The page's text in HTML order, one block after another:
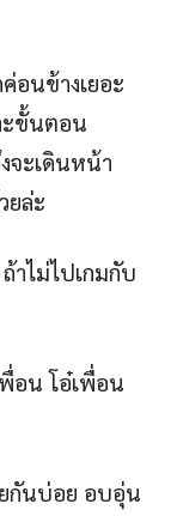
อนข้างเยอะ
ะขั้นตอน
จะเดินหน้า
ยล่ะ
าไม่ไปเกมกับ
อน โอ๋เพื่อน
ยกันบ่อย อบอุ่น